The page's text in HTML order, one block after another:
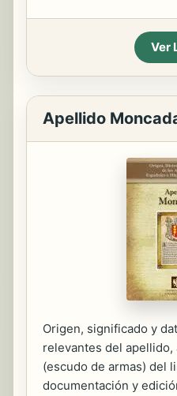
Ver
Apellido
Origen, significado y
relevantes del
(escudo de armas) del
documentación y